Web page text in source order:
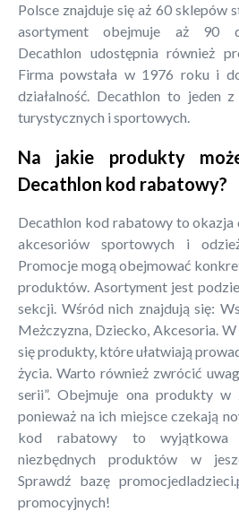
Polsce znajduje się aż 60 sklepów
asortyment obejmuje aż 90
Decathlon udostępnia również
Firma powstała w 1976 roku i
działalność. Decathlon to jeden
turystycznych i sportowych.
Na jakie produkty
Decathlon kod rabatowy?
Decathlon kod rabatowy to okazja
akcesoriów sportowych i
Promocje mogą obejmować
produktów. Asortyment jest
sekcji. Wśród nich znajdują się:
Meżczyzna, Dziecko, Akcesoria.
się produkty, które ułatwiają
życia. Warto również zwrócić
serii”. Obejmuje ona produkty w
ponieważ na ich miejsce czekają
kod rabatowy to wyjątkowa
niezbędnych produktów w
Sprawdź bazę
promocyjnych!